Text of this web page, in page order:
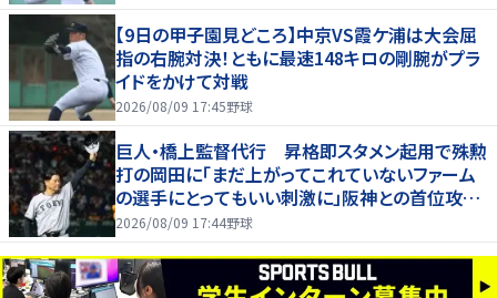
【9日の甲子園見どころ】中京VS霞ケ浦は大会屈
指の右腕対決！ともに最速148キロの剛腕がプラ
イドをかけて対戦
2026/08/09 17:45野球
巨人・橋上監督代行 昇格即スタメン起用で殊勲
打の岡田に「まだ上がってこれていないファーム
の選手にとってもいい刺激に」阪神との首位攻防
３連戦へ「まずはカード勝ち越しを」
2026/08/09 17:44野球